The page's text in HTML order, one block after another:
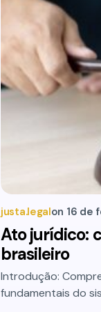
justa.legalon 16 de
Ato jurídico:
brasileiro
Introdução:
fundamentais do